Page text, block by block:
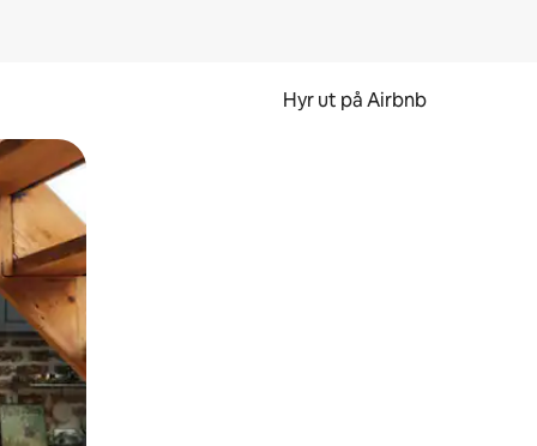
Hyr ut på Airbnb